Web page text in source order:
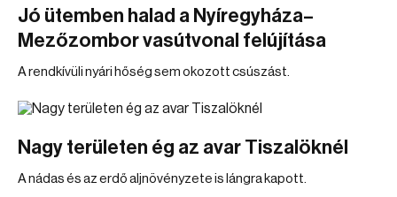
Jó ütemben halad a Nyíregyháza–
Mezőzombor vasútvonal felújítása
A rendkívüli nyári hőség sem okozott csúszást.
Nagy területen ég az avar Tiszalöknél
A nádas és az erdő aljnövényzete is lángra kapott.